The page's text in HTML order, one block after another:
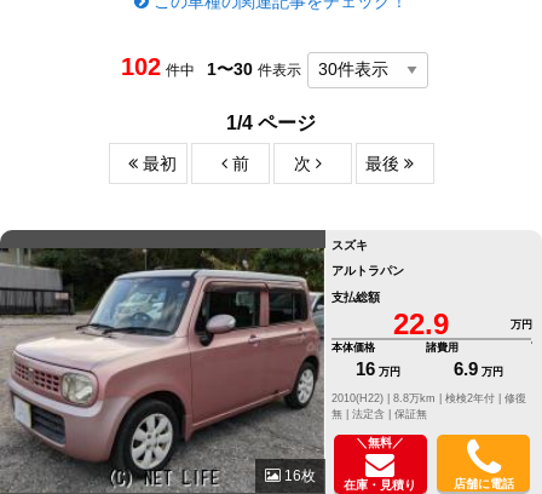
102 件中 1〜30 件表示
1/4 ページ
最初 前 次 最後
16枚
スズキ
アルトラパン
支払総額
22.9
万円
本体価格
16 万円
諸費用
6.9 万円
修復
無 | 法定含 | 保証無
＼無料／
在庫・見積り 店舗に電話